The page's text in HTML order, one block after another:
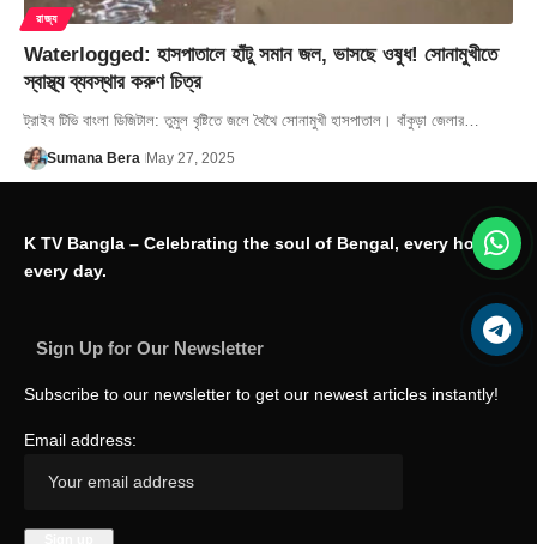
রাজ্য
Waterlogged: হাসপাতালে হাঁটু সমান জল, ভাসছে ওষুধ! সোনামুখীতে
স্বাস্থ্য ব্যবস্থার করুণ চিত্র
ট্রাইব টিভি বাংলা ডিজিটাল: তুমুল বৃষ্টিতে জলে থৈথৈ সোনামুখী হাসপাতাল। বাঁকুড়া জেলার…
Sumana Bera May 27, 2025
K TV Bangla – Celebrating the soul of Bengal, every hour,
every day.
Sign Up for Our Newsletter
Subscribe to our newsletter to get our newest articles instantly!
Email address: